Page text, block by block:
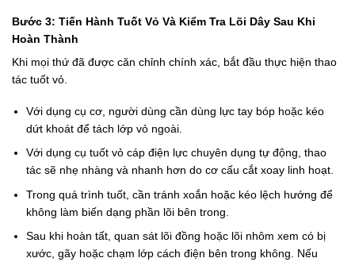
Bước 3: Tiến Hành Tuốt Vỏ Và Kiểm Tra Lõi Dây Sau Khi
Hoàn Thành
Khi mọi thứ đã được căn chỉnh chính xác, bắt đầu thực hiện thao
tác tuốt vỏ.
Với dụng cụ cơ, người dùng cần dùng lực tay bóp hoặc kéo
dứt khoát để tách lớp vỏ ngoài.
Với dụng cụ tuốt vỏ cáp điện lực chuyên dụng tự động, thao
tác sẽ nhẹ nhàng và nhanh hơn do cơ cấu cắt xoay linh hoạt.
Trong quá trình tuốt, cần tránh xoắn hoặc kéo lệch hướng để
không làm biến dạng phần lõi bên trong.
Sau khi hoàn tất, quan sát lõi đồng hoặc lõi nhôm xem có bị
xước, gãy hoặc chạm lớp cách điện bên trong không. Nếu